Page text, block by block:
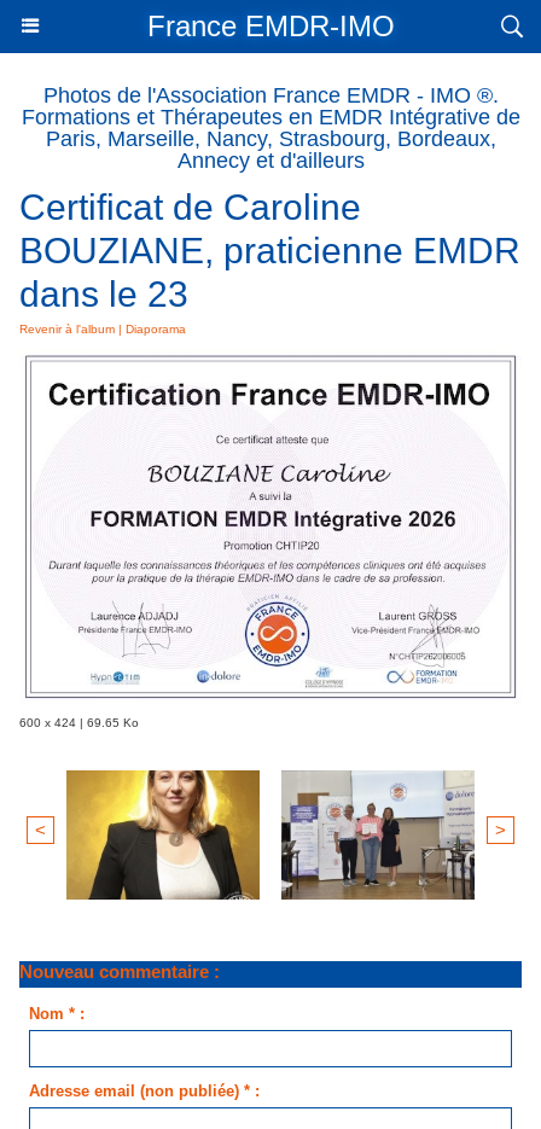
France EMDR-IMO
Photos de l'Association France EMDR - IMO ®.
Formations et Thérapeutes en EMDR Intégrative de
Paris, Marseille, Nancy, Strasbourg, Bordeaux,
Annecy et d'ailleurs
Certificat de Caroline
BOUZIANE, praticienne EMDR
dans le 23
Revenir à l'album | Diaporama
600 x 424 | 69.65 Ko
< >
Nouveau commentaire :
Nom * :
Adresse email (non publiée) * :